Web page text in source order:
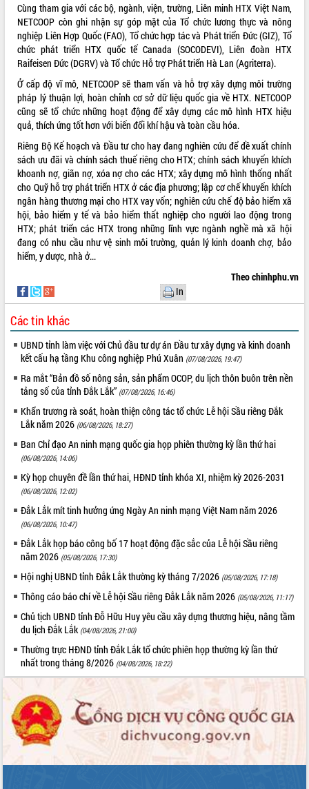
Cùng tham gia với các bộ, ngành, viện, trường, Liên minh HTX Việt Nam,
NETCOOP còn ghi nhận sự góp mặt của Tổ chức lương thực và nông
nghiệp Liên Hợp Quốc (FAO), Tổ chức hợp tác và Phát triển Đức (GIZ), Tổ
chức phát triển HTX quốc tế Canada (SOCODEVI), Liên đoàn HTX
Raifeisen Đức (DGRV) và Tổ chức Hỗ trợ Phát triển Hà Lan (Agriterra).
Ở cấp độ vĩ mô, NETCOOP sẽ tham vấn và hỗ trợ xây dựng môi trường
pháp lý thuận lợi, hoàn chỉnh cơ sở dữ liệu quốc gia về HTX. NETCOOP
cũng sẽ tổ chức những hoạt động để xây dựng các mô hình HTX hiệu
quả, thích ứng tốt hơn với biến đổi khí hậu và toàn cầu hóa.
Riêng Bộ Kế hoạch và Đầu tư cho hay đang nghiên cứu để đề xuất chính
sách ưu đãi và chính sách thuế riêng cho HTX; chính sách khuyến khích
khoanh nợ, giãn nợ, xóa nợ cho các HTX; xây dựng mô hình thống nhất
cho Quỹ hỗ trợ phát triển HTX ở các địa phương; lập cơ chế khuyến khích
ngân hàng thương mại cho HTX vay vốn; nghiên cứu chế độ bảo hiểm xã
hội, bảo hiểm y tế và bảo hiểm thất nghiệp cho người lao động trong
HTX; phát triển các HTX trong những lĩnh vực ngành nghề mà xã hội
đang có nhu cầu như vệ sinh môi trường, quản lý kinh doanh chợ, bảo
hiểm, y dược, nhà ở...
Theo chinhphu.vn
In
Các tin khác
UBND tỉnh làm việc với Chủ đầu tư dự án Đầu tư xây dựng và kinh doanh
kết cấu hạ tầng Khu công nghiệp Phú Xuân (07/08/2026, 19:47)
Ra mắt “Bản đồ số nông sản, sản phẩm OCOP, du lịch thôn buôn trên nền
tảng số của tỉnh Đắk Lắk” (07/08/2026, 16:46)
Khẩn trương rà soát, hoàn thiện công tác tổ chức Lễ hội Sầu riêng Đắk
Lắk năm 2026 (06/08/2026, 18:27)
Ban Chỉ đạo An ninh mạng quốc gia họp phiên thường kỳ lần thứ hai
(06/08/2026, 14:06)
Kỳ họp chuyên đề lần thứ hai, HĐND tỉnh khóa XI, nhiệm kỳ 2026-2031
(06/08/2026, 12:02)
Đắk Lắk mít tinh hưởng ứng Ngày An ninh mạng Việt Nam năm 2026
(06/08/2026, 10:47)
Đắk Lắk họp báo công bố 17 hoạt động đặc sắc của Lễ hội Sầu riêng
năm 2026 (05/08/2026, 17:30)
Hội nghị UBND tỉnh Đắk Lắk thường kỳ tháng 7/2026 (05/08/2026, 17:18)
Thông cáo báo chí về Lễ hội Sầu riêng Đắk Lắk năm 2026 (05/08/2026, 11:17)
Chủ tịch UBND tỉnh Đỗ Hữu Huy yêu cầu xây dựng thương hiệu, nâng tầm
du lịch Đắk Lắk (04/08/2026, 21:00)
Thường trực HĐND tỉnh Đắk Lắk tổ chức phiên họp thường kỳ lần thứ
nhất trong tháng 8/2026 (04/08/2026, 18:22)